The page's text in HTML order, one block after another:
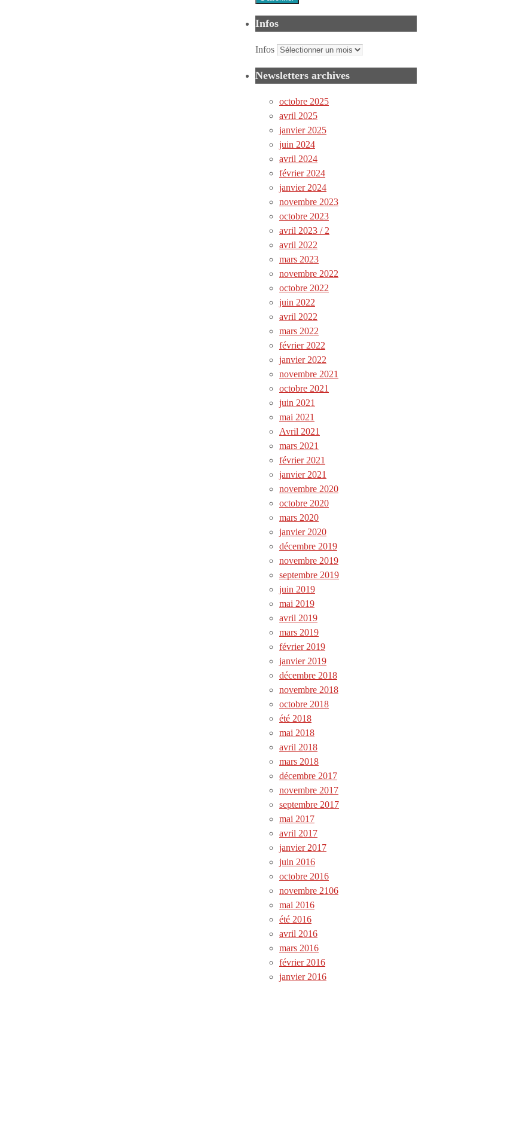
Infos
Infos
Newsletters archives
octobre 2025
avril 2025
janvier 2025
juin 2024
avril 2024
février 2024
janvier 2024
novembre 2023
octobre 2023
avril 2023 / 2
avril 2022
mars 2023
novembre 2022
octobre 2022
juin 2022
avril 2022
mars 2022
février 2022
janvier 2022
novembre 2021
octobre 2021
juin 2021
mai 2021
Avril 2021
mars 2021
février 2021
janvier 2021
novembre 2020
octobre 2020
mars 2020
janvier 2020
décembre 2019
novembre 2019
septembre 2019
juin 2019
mai 2019
avril 2019
mars 2019
février 2019
janvier 2019
décembre 2018
novembre 2018
octobre 2018
été 2018
mai 2018
avril 2018
mars 2018
décembre 2017
novembre 2017
septembre 2017
mai 2017
avril 2017
janvier 2017
juin 2016
octobre 2016
novembre 2106
mai 2016
été 2016
avril 2016
mars 2016
février 2016
janvier 2016